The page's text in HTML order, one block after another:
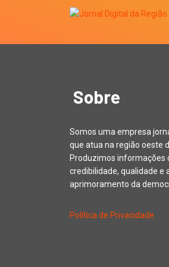
Sobre
Somos uma empresa
que atua na região oeste
Produzimos informações
credibilidade, qualidade e
aprimoramento da
Política de Privacidade